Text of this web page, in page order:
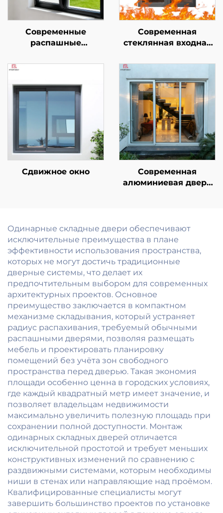
Современные
распашные
алюминиевые окна с
звукоизоляцией,
экраном и
теплоизоляцией
Современная
стеклянная входная
безопасности для
отеля, торгового
центра,
коммерческого
использования,
внутренняя
противопожарная
дверь с готовой
отделкой
поверхности
Сдвижное окно
Современная
алюминиевая дверь
наружная
раздвижная
стеклянная дверь
для балкона
Одинарные складные двери обеспечивают
исключительные преимущества в плане
эффективности использования пространства,
которых не могут достичь традиционные
дверные системы, что делает их
предпочтительным выбором для современных
архитектурных проектов. Основное
преимущество заключается в компактном
механизме складывания, который устраняет
радиус распахивания, требуемый обычными
распашными дверями, позволяя размещать
мебель и проектировать планировку
помещений без учёта зон свободного
пространства перед дверью. Такая экономия
площади особенно ценна в городских условиях,
где каждый квадратный метр имеет значение, и
позволяет владельцам недвижимости
максимально увеличить полезную площадь при
сохранении полной доступности. Монтаж
одинарных складных дверей отличается
исключительной простотой и требует меньших
конструктивных изменений по сравнению с
раздвижными системами, которым необходимы
ниши в стенах или направляющие над проёмом.
Квалифицированные специалисты могут
завершить большинство проектов по установке